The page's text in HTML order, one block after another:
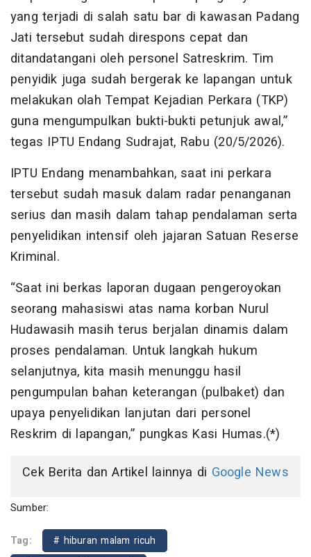
yang terjadi di salah satu bar di kawasan Padang
Jati tersebut sudah direspons cepat dan
ditandatangani oleh personel Satreskrim. Tim
penyidik juga sudah bergerak ke lapangan untuk
melakukan olah Tempat Kejadian Perkara (TKP)
guna mengumpulkan bukti-bukti petunjuk awal,”
tegas IPTU Endang Sudrajat, Rabu (20/5/2026).
IPTU Endang menambahkan, saat ini perkara
tersebut sudah masuk dalam radar penanganan
serius dan masih dalam tahap pendalaman serta
penyelidikan intensif oleh jajaran Satuan Reserse
Kriminal.
“Saat ini berkas laporan dugaan pengeroyokan
seorang mahasiswi atas nama korban Nurul
Hudawasih masih terus berjalan dinamis dalam
proses pendalaman. Untuk langkah hukum
selanjutnya, kita masih menunggu hasil
pengumpulan bahan keterangan (pulbaket) dan
upaya penyelidikan lanjutan dari personel
Reskrim di lapangan,” pungkas Kasi Humas.(*)
Cek Berita dan Artikel lainnya di Google News
Sumber:
Tag:
# hiburan malam ricuh